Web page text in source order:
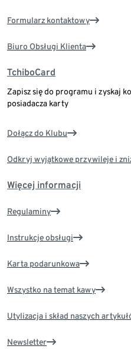
Formularz kontaktowy
Biuro Obsługi Klienta
TchiboCard
Zapisz się do programu i zyskaj
posiadacza karty
Dołącz do Klubu
Odkryj wyjątkowe przywileje i
Więcej informacji
Regulaminy
Instrukcje obsługi
Karta podarunkowa
Wszystko na temat kawy
Utylizacja i skład naszych
Newsletter